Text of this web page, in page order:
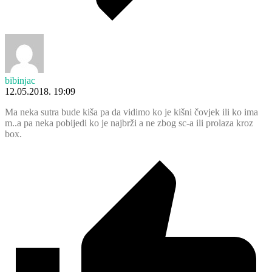
bibinjac
12.05.2018. 19:09
Ma neka sutra bude kiša pa da vidimo ko je kišni čovjek ili ko ima
m..a pa neka pobijedi ko je najbrži a ne zbog sc-a ili prolaza kroz
box.